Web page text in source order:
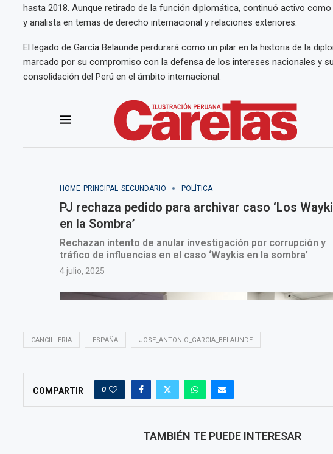
hasta 2018. Aunque retirado de la función diplomática, continuó activo
y analista en temas de derecho internacional y relaciones exteriores.
El legado de García Belaunde perdurará como un pilar en la historia de la
marcado por su compromiso con la defensa de los intereses nacionales y
consolidación del Perú en el ámbito internacional.
CANCILLERIA ESPAÑA JOSE_ANTONIO_GARCIA_BELAUNDE
COMPARTIR 0
TAMBIÉN TE PUEDE INTERESAR